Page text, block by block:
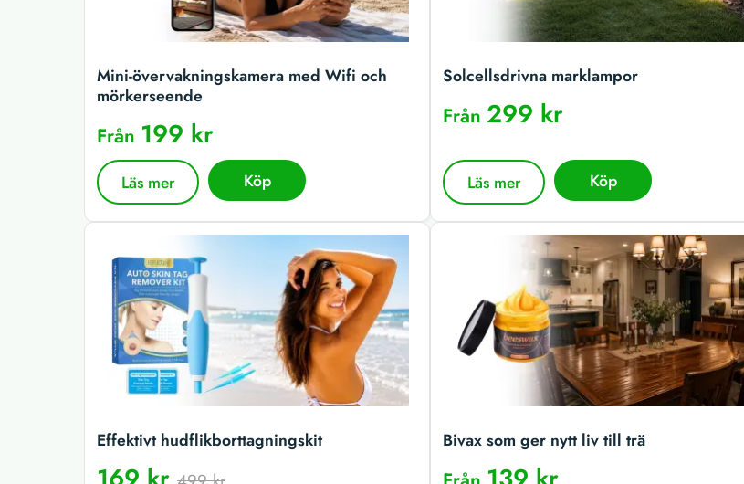
Mini-övervakningskamera med Wifi och
mörkerseende
Från 199 kr
Läs mer Köp
Solcellsdrivna marklampor
Från299 kr
Läs mer Köp
Effektivt hudflikborttagningskit Bivax som ger nytt liv till trä